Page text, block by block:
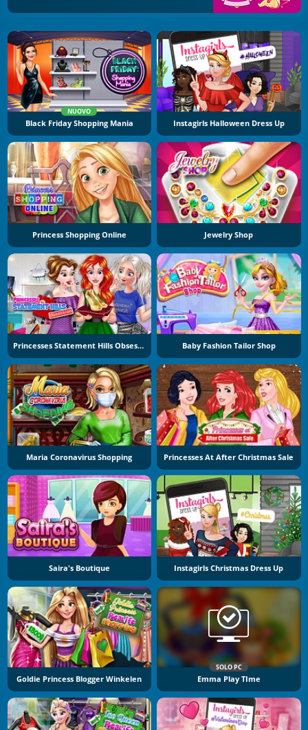
NUOVO
Black Friday Shopping Mania Instagirls Halloween Dress Up
Princess Shopping Online Jewelry Shop
Princesses Statement Hills Obsession Baby Fashion Tailor Shop
Maria Coronavirus Shopping Princesses At After Christmas Sale
Saira's Boutique Instagirls Christmas Dress Up
Goldie Princess Blogger Winkelen
SOLO PC
Emma Play TIme